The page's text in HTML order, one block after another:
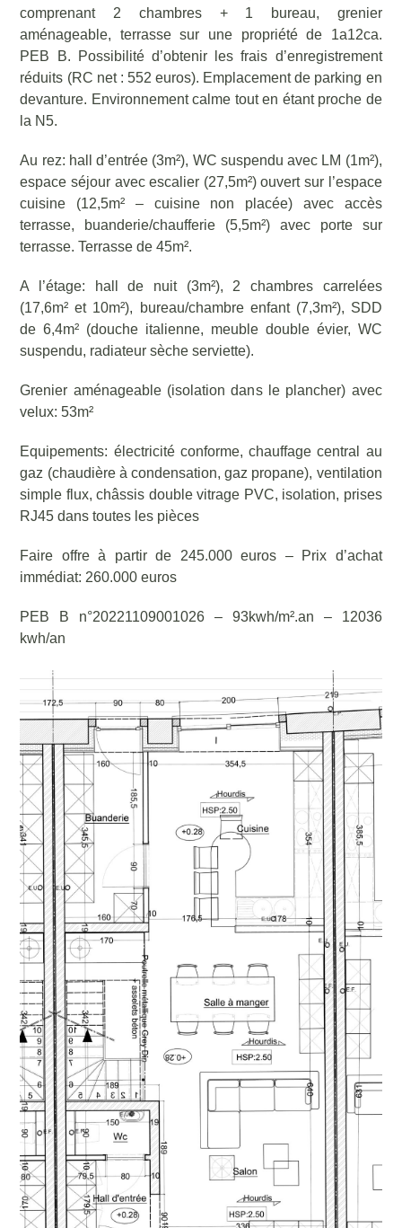
comprenant 2 chambres + 1 bureau, grenier
aménageable, terrasse sur une propriété de 1a12ca.
PEB B. Possibilité d’obtenir les frais d’enregistrement
réduits (RC net : 552 euros). Emplacement de parking en
devanture. Environnement calme tout en étant proche de
la N5.
Au rez: hall d’entrée (3m²), WC suspendu avec LM (1m²),
espace séjour avec escalier (27,5m²) ouvert sur l’espace
cuisine (12,5m² – cuisine non placée) avec accès
terrasse, buanderie/chaufferie (5,5m²) avec porte sur
terrasse. Terrasse de 45m².
A l’étage: hall de nuit (3m²), 2 chambres carrelées
(17,6m² et 10m²), bureau/chambre enfant (7,3m²), SDD
de 6,4m² (douche italienne, meuble double évier, WC
suspendu, radiateur sèche serviette).
Grenier aménageable (isolation dans le plancher) avec
velux: 53m²
Equipements: électricité conforme, chauffage central au
gaz (chaudière à condensation, gaz propane), ventilation
simple flux, châssis double vitrage PVC, isolation, prises
RJ45 dans toutes les pièces
Faire offre à partir de 245.000 euros – Prix d’achat
immédiat: 260.000 euros
PEB B n°20221109001026 – 93kwh/m².an – 12036
kwh/an